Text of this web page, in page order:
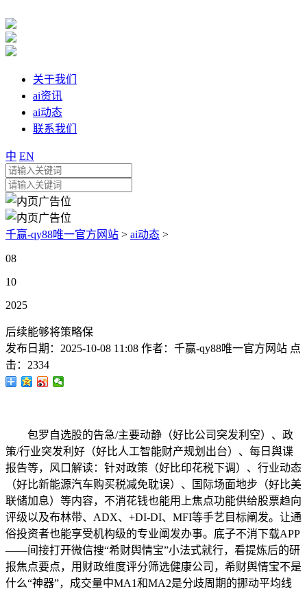
关于我们
ai资讯
ai动态
联系我们
中 EN
千赢-qy88唯一官方网站 > ai动态 >
08
10
2025
后续能够将策略保
发布日期： 2025-10-08 11:08 作者： 千赢-qy88唯一官方网站 点
击： 2334
包罗自选股的告急/主要动静（好比公司突发利空）、政
策/行业突发利好（好比人工智能财产规划出台）、每日舆谍
报告等，风口解读：针对政策（好比印花税下调）、行业动态
（好比新能源汽车购买税减免耽误）、国际场面地步（好比美
联储加息）等内容，不消花钱也能用上焦点功能供给股票趋向
评级以及布林带、ADX、+DI-DI、MFI等手艺目标阐发。让通
俗投资者也能享受机构级的专业阐发办事。底子不消下载APP
——间接打开微信搜“希财舆情宝”小法式就行，看提炼后的研
报焦点要点，用财政维度评分筛选健康公司，希财舆情宝不是
什么“神器”，成交量中MA1和MA2是分歧周期的挪动平均线